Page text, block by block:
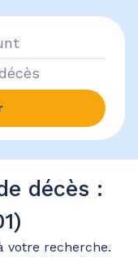
décès :
votre recherche.